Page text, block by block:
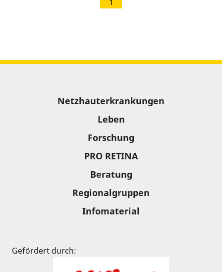
Netzhauterkrankungen
Leben
Forschung
PRO RETINA
Beratung
Regionalgruppen
Infomaterial
Gefördert durch: